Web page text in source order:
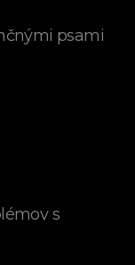
psami
s